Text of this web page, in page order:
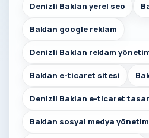
Denizli Baklan yerel seo
Baklan google reklam
Denizli Baklan reklam
Baklan e-ticaret sitesi
Denizli Baklan e-ticaret
Baklan sosyal medya